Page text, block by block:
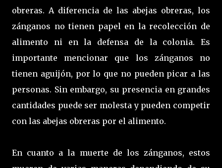
obreras. A diferencia de las abejas obreras, los
zánganos no tienen papel en la recolección de
alimento ni en la defensa de la colonia. Es
importante mencionar que los zánganos no
tienen aguijón, por lo que no pueden picar a las
personas. Sin embargo, su presencia en grandes
cantidades puede ser molesta y pueden competir
con las abejas obreras por el alimento.
En cuanto a la muerte de los zánganos, estos